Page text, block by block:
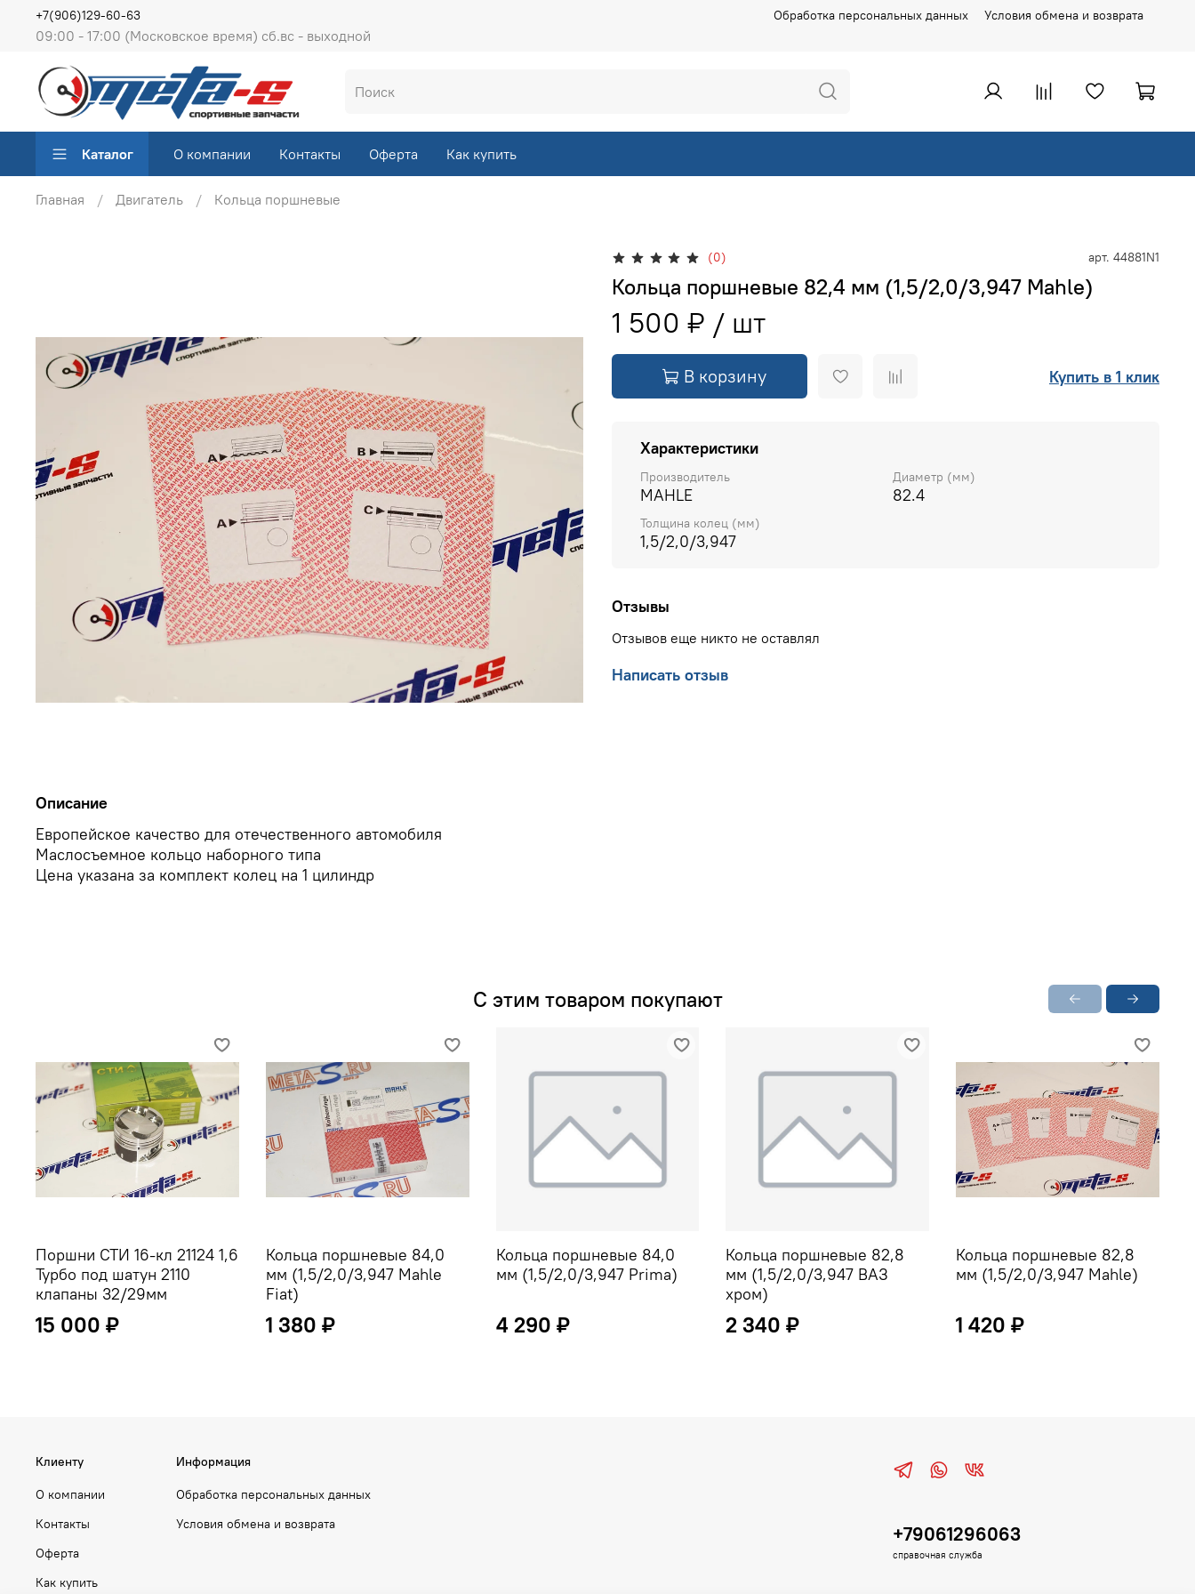
Обработка персональных данных Условия обмена и возврата
09:00 - 17:00 (Московское время) сб.вс - выходной
+7(906)129-60-63
Каталог О компании Контакты Оферта Как купить
Главная Двигатель Кольца поршневые
(0) арт. 44881N1
Кольца поршневые 82,4 мм (1,5/2,0/3,947 Mahle)
1 500 ₽
В корзину Купить в 1 клик
Характеристики
Производитель
MAHLE
Диаметр (мм)
82.4
Толщина колец (мм)
1,5/2,0/3,947
Отзывы
Отзывов еще никто не оставлял
Написать отзыв
Описание
Европейское качество для отечественного автомобиля
Маслосъемное кольцо наборного типа
Цена указана за комплект колец на 1 цилиндр
С этим товаром покупают
Поршни СТИ 16-кл 21124 1,6
Турбо под шатун 2110
клапаны 32/29мм
15 000 ₽
Кольца поршневые 84,0
мм (1,5/2,0/3,947 Mahle
Fiat)
1 380 ₽
Кольца поршневые 84,0
мм (1,5/2,0/3,947 Prima)
4 290 ₽
Кольца поршневые 82,8
мм (1,5/2,0/3,947 ВАЗ
хром)
2 340 ₽
Кольца поршневые 82,8
мм (1,5/2,0/3,947 Mahle)
1 420 ₽
Клиенту
О компании
Контакты
Оферта
Как купить
Информация
Обработка персональных данных
Условия обмена и возврата
+79061296063
справочная служба